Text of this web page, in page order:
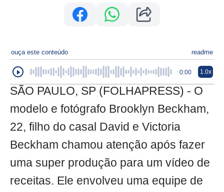
ouça este conteúdo readme
0:00 1.0x
SÃO PAULO, SP (FOLHAPRESS) - O
modelo e fotógrafo Brooklyn Beckham,
22, filho do casal David e Victoria
Beckham chamou atenção após fazer
uma super produção para um vídeo de
receitas. Ele envolveu uma equipe de